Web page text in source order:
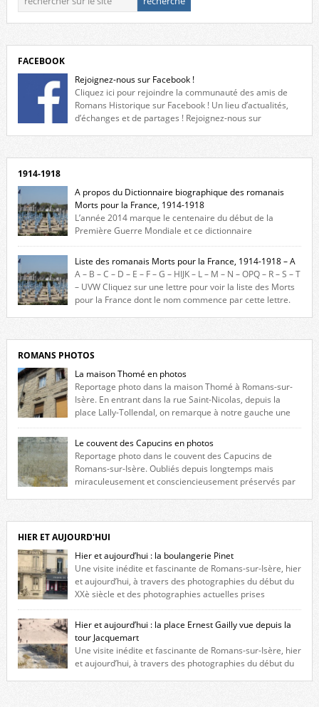
FACEBOOK
Rejoignez-nous sur Facebook !
Cliquez ici pour rejoindre la communauté des amis de
Romans Historique sur Facebook ! Un lieu d’actualités,
d’échanges et de partages ! Rejoignez-nous sur
1914-1918
A propos du Dictionnaire biographique des romanais
Morts pour la France, 1914-1918
L’année 2014 marque le centenaire du début de la
Première Guerre Mondiale et ce dictionnaire
biographique veut rendre hommage aux romanais Morts pour la
France durant ce conflit. La base de cette recherche historique est
constituée des noms gravés sur les plaques commémoratives de
l’Hôtel de Ville, du lycée du Dauphiné et du lycée Triboulet, […]
Liste des romanais Morts pour la France, 1914-1918 – A
A – B – C – D – E – F – G – HIJK – L – M – N – OPQ – R – S – T
– UVW Cliquez sur une lettre pour voir la liste des Morts
pour la France dont le nom commence par cette lettre.
ROMANS PHOTOS
La maison Thomé en photos
Reportage photo dans la maison Thomé à Romans-sur-
Isère. En entrant dans la rue Saint-Nicolas, depuis la
place Lally-Tollendal, on remarque à notre gauche une
maison construite au XVIè siècle. Les deux façades sont ornées de
fenêtres jumelles à meneaux. Entre ces deux étages, on peut voir une
niche qui contient une statue de la Vierge. […]
Le couvent des Capucins en photos
Reportage photo dans le couvent des Capucins de
Romans-sur-Isère. Oubliés depuis longtemps mais
miraculeusement et consciencieusement préservés par
l’histoire de la redécouverte de vestiges du couvent des Capucins ! Petit
retour sur l’histoire […]
HIER ET AUJOURD'HUI
Hier et aujourd’hui : la boulangerie Pinet
Une visite inédite et fascinante de Romans-sur-Isère, hier
et aujourd’hui, à travers des photographies du début du
XXè siècle et des photographies actuelles prises
exactement dans le même cadre ! A l’angle de la place Jean Jaurès et de
l’avenue Victor Hugo (à côté d’Intermarché), à Romans. La boulangerie
Jules Pinet est inscrite dans le […]
Hier et aujourd’hui : la place Ernest Gailly vue depuis la
tour Jacquemart
Une visite inédite et fascinante de Romans-sur-Isère, hier
et aujourd’hui, à travers des photographies du début du